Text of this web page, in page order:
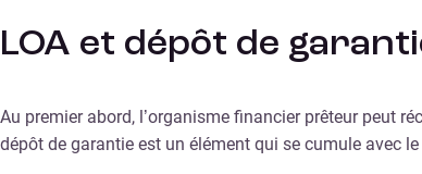
LOA et dépôt de
Au premier abord, l’organisme financier prêteur peut
dépôt de garantie est un élément qui se cumule avec